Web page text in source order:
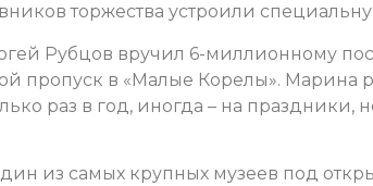
торжества устроили
Рубцов вручил 6-миллионному
пропуск в «Малые Корелы». Марина
раз в год, иногда – на праздники,
из самых крупных музеев под